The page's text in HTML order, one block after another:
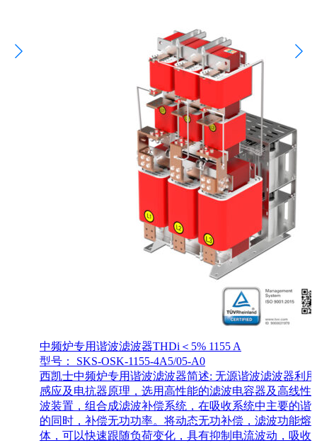
中频炉专用谐波滤波器THDi＜5% 1155 A
型号： SKS-OSK-1155-4A5/05-A0
西凯士中频炉专用谐波滤波器简述: 无源谐波滤波器利
感应及电抗器原理，选用高性能的滤波电容器及高线性
波装置，组合成滤波补偿系统，在吸收系统中主要的谐
的同时，补偿无功功率。将动态无功补偿，滤波功能熔
体，可以快速跟随负荷变化，具有抑制电流波动，吸收